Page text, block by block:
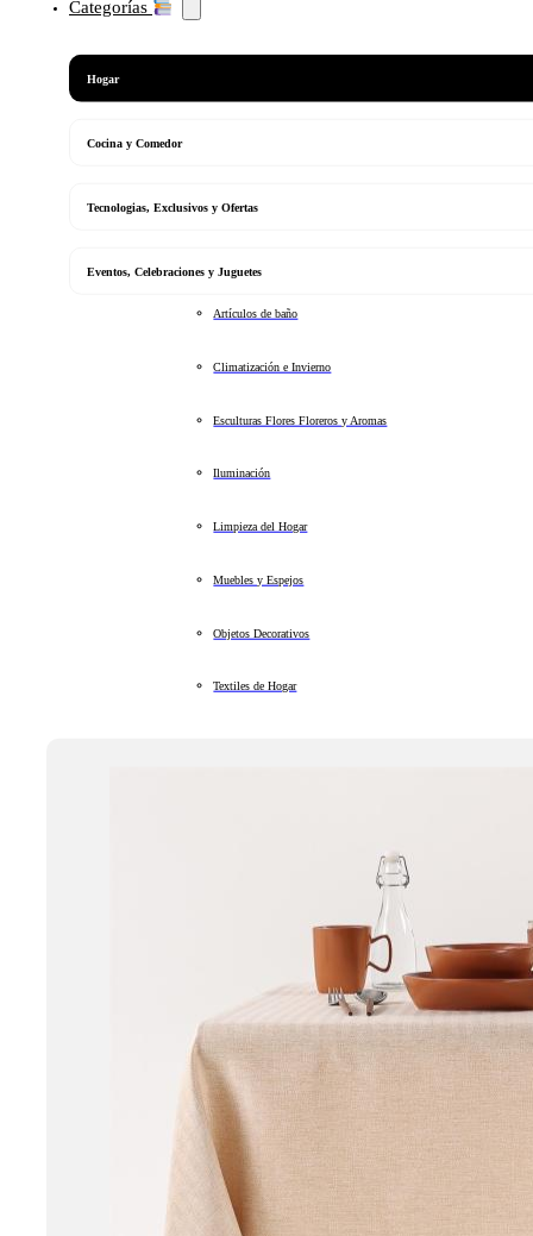
Categorías
Hogar
Cocina y Comedor
Tecnologias, Exclusivos y Ofertas
Eventos, Celebraciones y Juguetes
Artículos de baño
Climatización e Invierno
Esculturas Flores Floreros y Aromas
Iluminación
Limpieza del Hogar
Muebles y Espejos
Objetos Decorativos
Textiles de Hogar